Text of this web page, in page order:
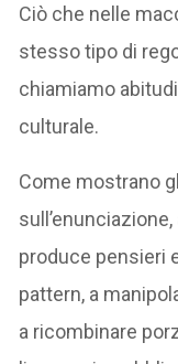
Ciò che nelle
stesso tipo di
chiamiamo
culturale.
Come mostrano
produce pensieri
pattern, a
a ricombinare